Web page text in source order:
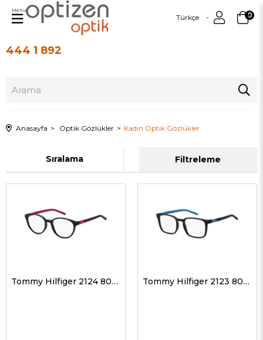
444 1 892
Türkçe 0
Menu
Anasayfa Optik Gözlükler Kadın Optik Gözlükler
Filtreleme
Sıralama
Tommy Hilfiger 2124 807 48-16 Çocuk Optik Gözlükler Tommy Hilfiger 2123 807 47-18 Çocuk Optik Gözlükler